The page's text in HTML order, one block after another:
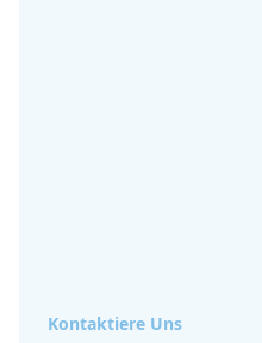
Kontaktiere Uns